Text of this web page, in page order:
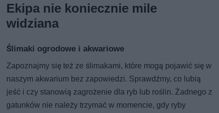
Ekipa nie koniecznie mile
widziana
Ślimaki ogrodowe i akwariowe
Zapoznajmy się też ze ślimakami, które mogą pojawić się w
naszym akwarium bez zapowiedzi. Sprawdźmy, co lubią
jeść i czy stanowią zagrożenie dla ryb lub roślin. Żadnego z
gatunków nie należy trzymać w momencie, gdy ryby